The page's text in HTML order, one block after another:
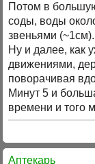
Потом в
соды, воды
звеньями (~1см).
Ну и далее, как
движениями,
поворачивая
Минут 5 и
времени и того
Аптекарь